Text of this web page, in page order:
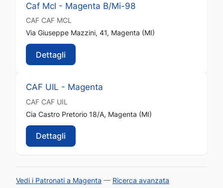
Caf Mcl - Magenta B/Mi-98
CAF CAF MCL
Via Giuseppe Mazzini, 41, Magenta (MI)
Dettagli
CAF UIL - Magenta
CAF CAF UIL
Cia Castro Pretorio 18/A, Magenta (MI)
Dettagli
Vedi i Patronati a Magenta — Ricerca avanzata